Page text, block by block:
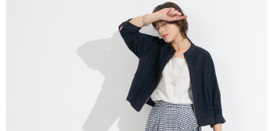
購買商品的店家。未經商家同意取消之訂單仍視為有效，需透過AFTEE先享
※ 交易是否成功請以「AFTEE先享後付 」之結帳頁面顯示為準，若有關於
是否繳費成功／繳費後需取消欲退款等相關疑問，請聯繫「AFTEE先享後付
https://netprotections.freshdesk.com/support/home
１．透過由恩沛科技股份有限公司提供之「AFTEE先享後付」服務完成之交
易，需依本服務之必要範圍內提供個人資料，並將交易相關給付款項請求債
權轉讓予恩沛科技股份有限公司。
２．關於個人資料處理事宜，請瀏覽以下網址：
https://aftee.tw/terms/#terms3
每筆NT$60，滿NT$2,000(含以上)免運費
宅配-滿2000元免運
每筆NT$120，滿NT$2,000(含以上)免運費